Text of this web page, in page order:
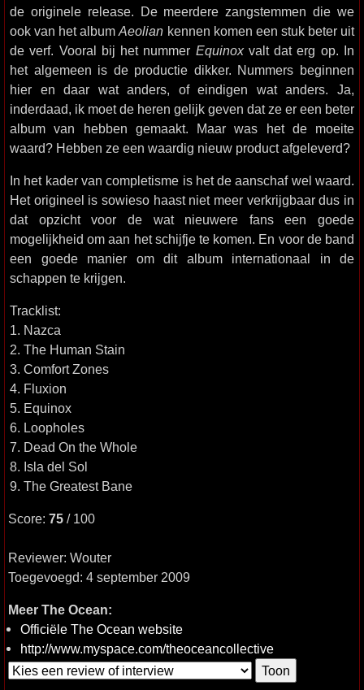
de originele release. De meerdere zangstemmen die we
ook van het albumAeolian kennen komen een stuk beter uit
de verf. Vooral bij het nummer Equinoxvalt dat erg op. In
het algemeen is de productie dikker. Nummers beginnen
hier en daar wat anders, of eindigen wat anders. Ja,
inderdaad, ik moet de heren gelijk geven dat ze er een beter
album van hebben gemaakt. Maar was het de moeite
waard? Hebben ze een waardig nieuw product afgeleverd?
In het kader van completisme is het de aanschaf wel waard.
Het origineel is sowieso haast niet meer verkrijgbaar dus in
dat opzicht voor de wat nieuwere fans een goede
mogelijkheid om aan het schijfje te komen. En voor de band
een goede manier om dit album internationaal in de
schappen te krijgen.
Tracklist:
1. Nazca
2. The Human Stain
3. Comfort Zones
4. Fluxion
5. Equinox
6. Loopholes
7. Dead On the Whole
8. Isla del Sol
9. The Greatest Bane
Score: 75 / 100
Reviewer: Wouter
Toegevoegd: 4 september 2009
Meer The Ocean:
Officiële The Ocean website
http://www.myspace.com/theoceancollective